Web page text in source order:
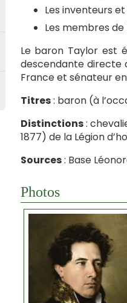
Les inventeurs
Les membres de
Le baron Taylor est
descendante directe
France et sénateur
Titres: baron (à
Distinctions:
1877) de la Légion
Sources: Base
Photos